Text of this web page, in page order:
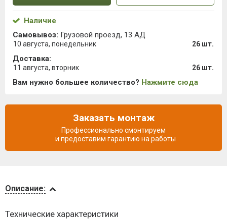
и оплата
Описание:
Технические характеристики
Наличие
Самовывоз: Грузовой проезд, 13 АД
10 августа, понедельник 26 шт.
Доставка:
11 августа, вторник 26 шт.
Вам нужно большее количество? Нажмите сюда
Заказать монтаж
Профессионально смонтируем
и предоставим гарантию на работы